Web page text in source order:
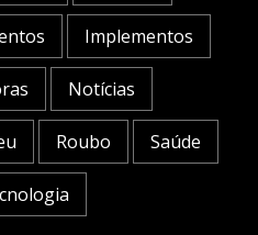
Implementos
Notícias
Roubo Saúde